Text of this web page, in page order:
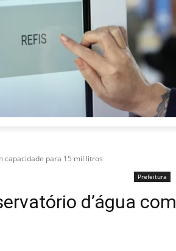
capacidade para 15 mil litros
Prefeitura
d’água com